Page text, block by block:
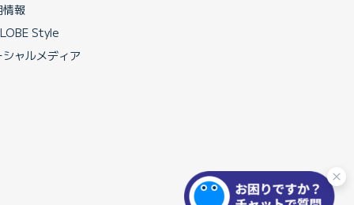
情報
Style
シャルメディア